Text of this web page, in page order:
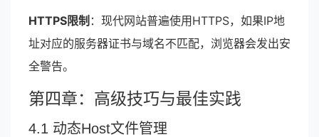
HTTPS限制 ：现代网站普遍使用HTTPS，如果IP地
址对应的服务器证书与域名不匹配，浏览器会发出安
全警告。
第四章：高级技巧与最佳实践
4.1 动态Host文件管理